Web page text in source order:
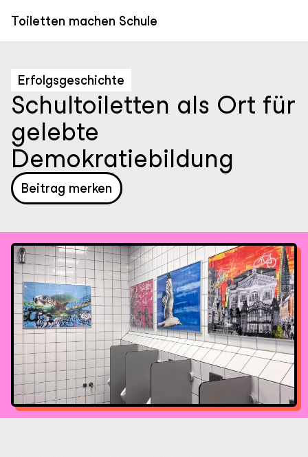
zum
Inhalt
Toiletten machen Schule
Schultoiletten als Ort für
gelebte
Demokratiebildung
Erfolgsgeschichte
Beitrag merken